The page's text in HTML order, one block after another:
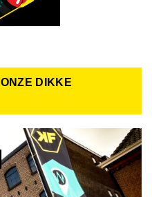
DIKKE